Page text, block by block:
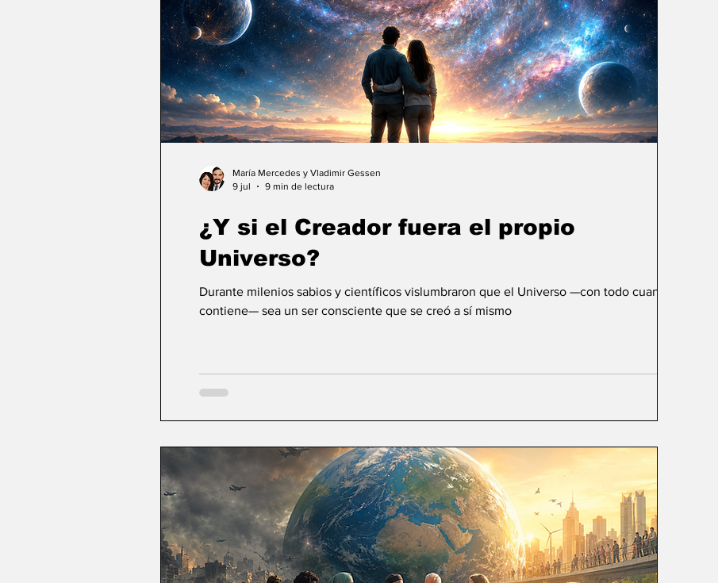
¿Y si el Creador fuera el propio
Universo?
Durante milenios sabios y científicos vislumbraron que el Universo —con todo cuanto
contiene— sea un ser consciente que se creó a sí mismo
María Mercedes y Vladimir Gessen
9 jul
9 min de lectura